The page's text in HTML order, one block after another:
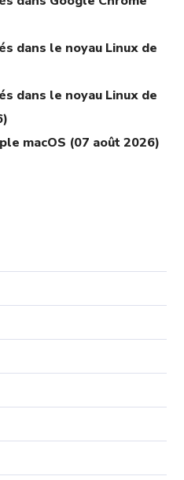
dans le noyau Linux de
dans le noyau Linux de
macOS (07 août 2026)